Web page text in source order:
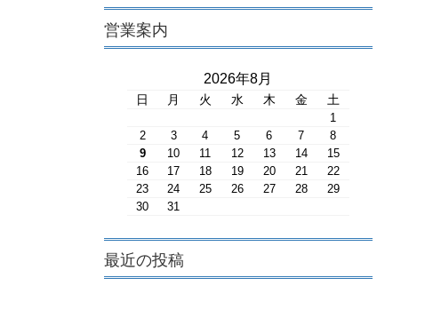
営業案内
2026年8月
日 月 火 水 木 金 土
1
2
3 4 5 6 7
8
9
10 11 12 13 14
15
16
17 18 19 20 21
22
23
24 25 26 27 28
29
30
31
最近の投稿